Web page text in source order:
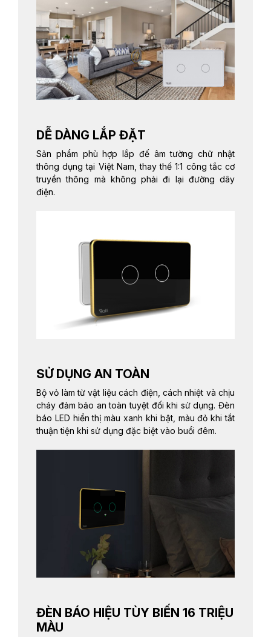
DỄ DÀNG LẮP ĐẶT
Sản phẩm phù hợp lắp đế âm tường chữ nhật
thông dụng tại Việt Nam, thay thế 1:1 công tắc cơ
truyền thông mà không phải đi lại đường dây
điện.
SỬ DỤNG AN TOÀN
Bộ vỏ làm từ vật liệu cách điện, cách nhiệt và chịu
cháy đảm bảo an toàn tuyệt đối khi sử dụng. Đèn
báo LED hiển thị màu xanh khi bật, màu đỏ khi tắt
thuận tiện khi sử dụng đặc biệt vào buổi đêm.
ĐÈN BÁO HIỆU TÙY BIẾN 16 TRIỆU
MÀU